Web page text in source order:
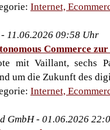
Internet,
11.06.2026 09:58 Uhr
Commerce
mit Vaillant, sechs
um die Zukunft des
Internet,
GmbH - 01.06.2026